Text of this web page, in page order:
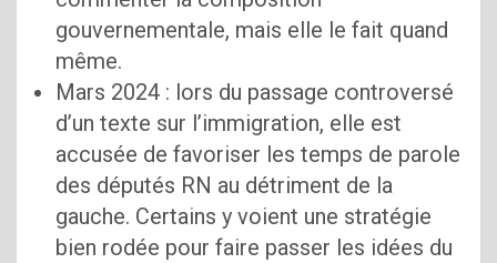
gouvernementale, mais elle le fait quand
même.
Mars 2024 : lors du passage controversé
d’un texte sur l’immigration, elle est
accusée de favoriser les temps de parole
des députés RN au détriment de la
gauche. Certains y voient une stratégie
bien rodée pour faire passer les idées du